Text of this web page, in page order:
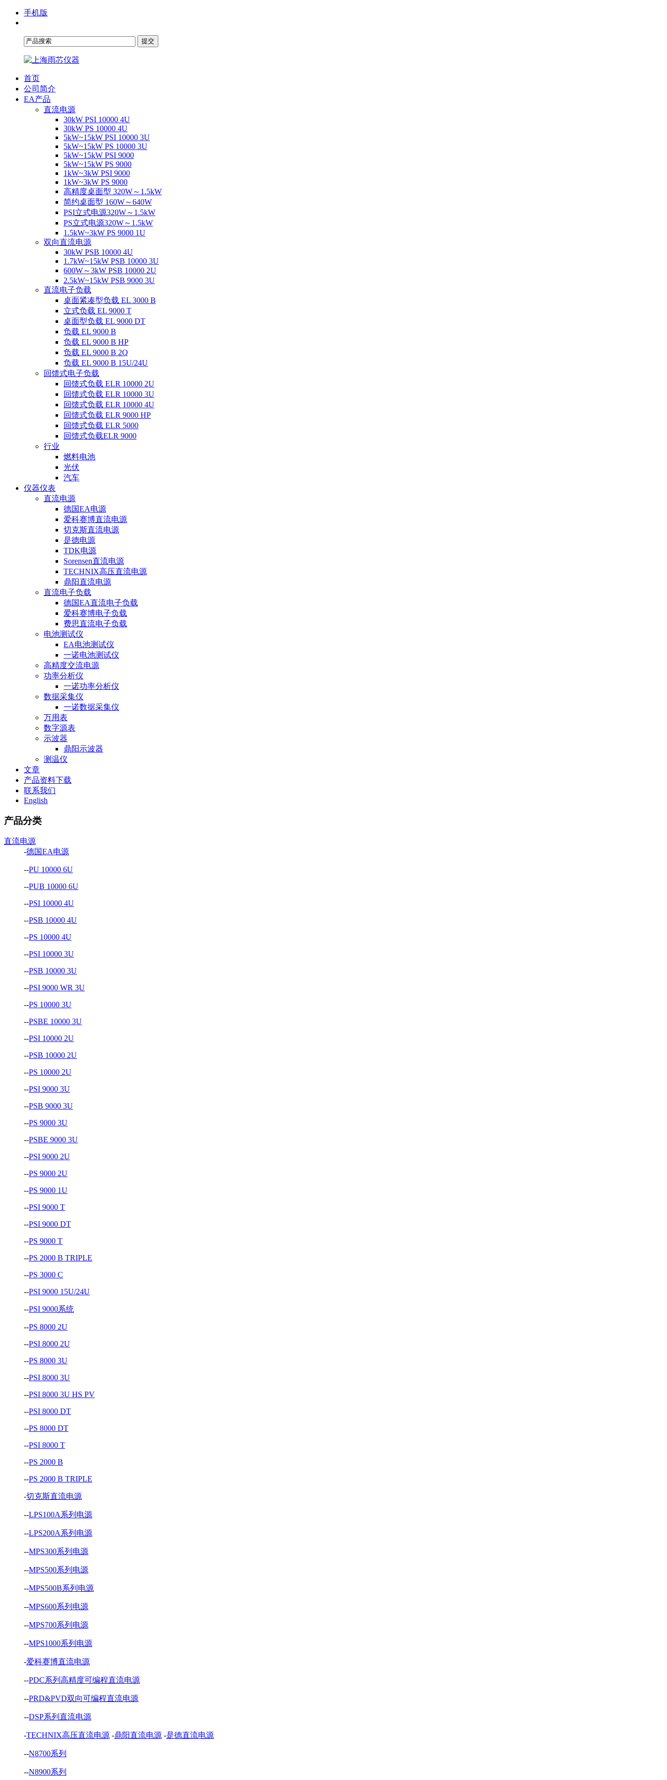
手机版
首页
公司简介
EA产品
直流电源
30kW PSI 10000 4U
30kW PS 10000 4U
5kW~15kW PSI 10000 3U
5kW~15kW PS 10000 3U
5kW~15kW PSI 9000
5kW~15kW PS 9000
1kW~3kW PSI 9000
1kW~3kW PS 9000
高精度桌面型 320W～1.5kW
简约桌面型 160W～640W
PSI立式电源320W～1.5kW
PS立式电源320W～1.5kW
1.5kW~3kW PS 9000 1U
双向直流电源
30kW PSB 10000 4U
1.7kW~15kW PSB 10000 3U
600W～3kW PSB 10000 2U
2.5kW~15kW PSB 9000 3U
直流电子负载
桌面紧凑型负载 EL 3000 B
立式负载 EL 9000 T
桌面型负载 EL 9000 DT
负载 EL 9000 B
负载 EL 9000 B HP
负载 EL 9000 B 2Q
负载 EL 9000 B 15U/24U
回馈式电子负载
回馈式负载 ELR 10000 2U
回馈式负载 ELR 10000 3U
回馈式负载 ELR 10000 4U
回馈式负载 ELR 9000 HP
回馈式负载 ELR 5000
回馈式负载ELR 9000
行业
燃料电池
光伏
汽车
仪器仪表
直流电源
德国EA电源
爱科赛博直流电源
切克斯直流电源
是德电源
TDK电源
Sorensen直流电源
TECHNIX高压直流电源
鼎阳直流电源
直流电子负载
德国EA直流电子负载
爱科赛博电子负载
费思直流电子负载
电池测试仪
EA电池测试仪
一诺电池测试仪
高精度交流电源
功率分析仪
一诺功率分析仪
数据采集仪
一诺数据采集仪
万用表
数字源表
示波器
鼎阳示波器
测温仪
文章
产品资料下载
联系我们
English
产品分类
直流电源
-德国EA电源
--PU 10000 6U
--PUB 10000 6U
--PSI 10000 4U
--PSB 10000 4U
--PS 10000 4U
--PSI 10000 3U
--PSB 10000 3U
--PSI 9000 WR 3U
--PS 10000 3U
--PSBE 10000 3U
--PSI 10000 2U
--PSB 10000 2U
--PS 10000 2U
--PSI 9000 3U
--PSB 9000 3U
--PS 9000 3U
--PSBE 9000 3U
--PSI 9000 2U
--PS 9000 2U
--PS 9000 1U
--PSI 9000 T
--PSI 9000 DT
--PS 9000 T
--PS 2000 B TRIPLE
--PS 3000 C
--PSI 9000 15U/24U
--PSI 9000系统
--PS 8000 2U
--PSI 8000 2U
--PS 8000 3U
--PSI 8000 3U
--PSI 8000 3U HS PV
--PSI 8000 DT
--PS 8000 DT
--PSI 8000 T
--PS 2000 B
--PS 2000 B TRIPLE
-切克斯直流电源
--LPS100A系列电源
--LPS200A系列电源
--MPS300系列电源
--MPS500系列电源
--MPS500B系列电源
--MPS600系列电源
--MPS700系列电源
--MPS1000系列电源
-爱科赛博直流电源
--PDC系列高精度可编程直流电源
--PRD&PVD双向可编程直流电源
--DSP系列直流电源
-TECHNIX高压直流电源 -鼎阳直流电源 -是德直流电源
--N8700系列
--N8900系列